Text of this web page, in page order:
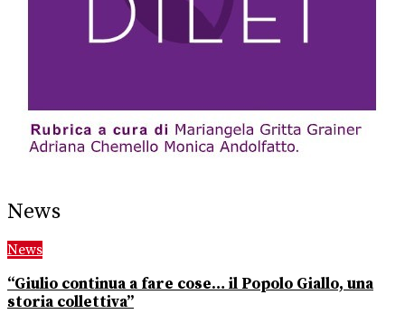
News
News
“Giulio continua a fare cose… il Popolo Giallo, una
storia collettiva”